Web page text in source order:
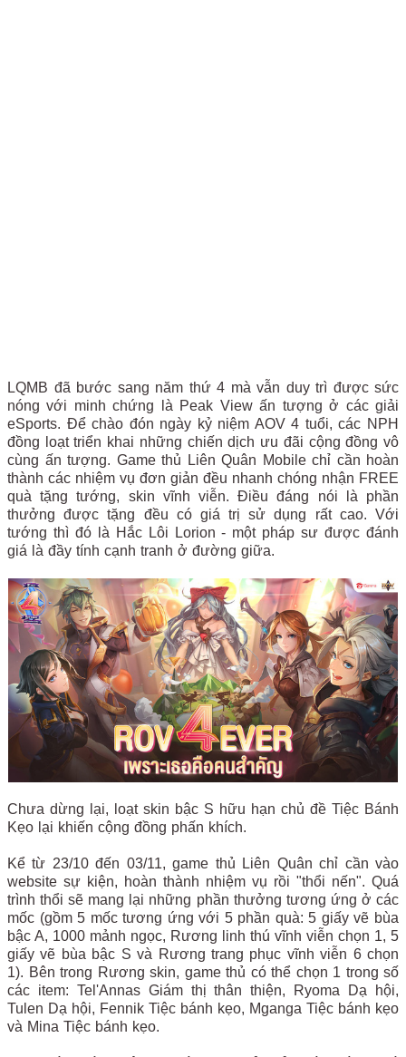
LQMB đã bước sang năm thứ 4 mà vẫn duy trì được sức
nóng với minh chứng là Peak View ấn tượng ở các giải
eSports. Để chào đón ngày kỷ niệm AOV 4 tuổi, các NPH
đồng loạt triển khai những chiến dịch ưu đãi cộng đồng vô
cùng ấn tượng. Game thủ Liên Quân Mobile chỉ cần hoàn
thành các nhiệm vụ đơn giản đều nhanh chóng nhận FREE
quà tặng tướng, skin vĩnh viễn. Điều đáng nói là phần
thưởng được tặng đều có giá trị sử dụng rất cao. Với
tướng thì đó là Hắc Lôi Lorion - một pháp sư được đánh
giá là đầy tính cạnh tranh ở đường giữa.
Chưa dừng lại, loạt skin bậc S hữu hạn chủ đề Tiệc Bánh
Kẹo lại khiến cộng đồng phấn khích.
Kể từ 23/10 đến 03/11, game thủ Liên Quân chỉ cần vào
website sự kiện, hoàn thành nhiệm vụ rồi "thổi nến". Quá
trình thổi sẽ mang lại những phần thưởng tương ứng ở các
mốc (gồm 5 mốc tương ứng với 5 phần quà: 5 giấy vẽ bùa
bậc A, 1000 mảnh ngọc, Rương linh thú vĩnh viễn chọn 1, 5
giấy vẽ bùa bậc S và Rương trang phục vĩnh viễn 6 chọn
1). Bên trong Rương skin, game thủ có thể chọn 1 trong số
các item: Tel'Annas Giám thị thân thiện, Ryoma Dạ hội,
Tulen Dạ hội, Fennik Tiệc bánh kẹo, Mganga Tiệc bánh kẹo
và Mina Tiệc bánh kẹo.